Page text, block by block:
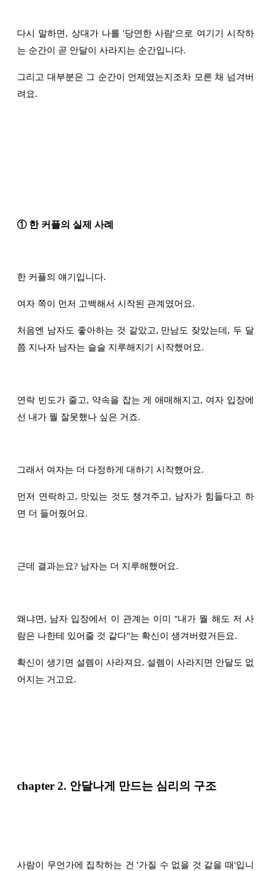
다시 말하면, 상대가 나를 '당연한 사람'으로 여기기 시작하
는 순간이 곧 안달이 사라지는 순간입니다.
그리고 대부분은 그 순간이 언제였는지조차 모른 채 넘겨버
려요.
① 한 커플의 실제 사례
한 커플의 얘기입니다.
여자 쪽이 먼저 고백해서 시작된 관계였어요.
처음엔 남자도 좋아하는 것 같았고, 만남도 잦았는데, 두 달
쯤 지나자 남자는 슬슬 지루해지기 시작했어요.
연락 빈도가 줄고, 약속을 잡는 게 애매해지고, 여자 입장에
선 내가 뭘 잘못했나 싶은 거죠.
그래서 여자는 더 다정하게 대하기 시작했어요.
먼저 연락하고, 맛있는 것도 챙겨주고, 남자가 힘들다고 하
면 더 들어줬어요.
근데 결과는요? 남자는 더 지루해했어요.
왜냐면, 남자 입장에서 이 관계는 이미 "내가 뭘 해도 저 사
람은 나한테 있어줄 것 같다"는 확신이 생겨버렸거든요.
확신이 생기면 설렘이 사라져요. 설렘이 사라지면 안달도 없
어지는 거고요.
chapter 2. 안달나게 만드는 심리의 구조
사람이 무언가에 집착하는 건 '가질 수 없을 것 같을 때'입니